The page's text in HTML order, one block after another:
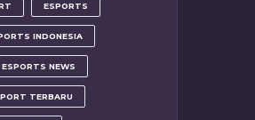
ESPORTS
INDONESIA
ESPORTS NEWS
TERBARU